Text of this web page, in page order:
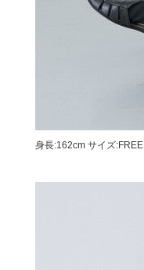
身長:162cm サイズ:FREE